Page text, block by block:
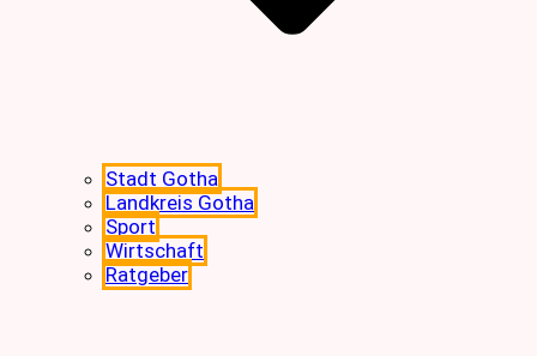
Stadt Gotha
Landkreis Gotha
Sport
Wirtschaft
Ratgeber